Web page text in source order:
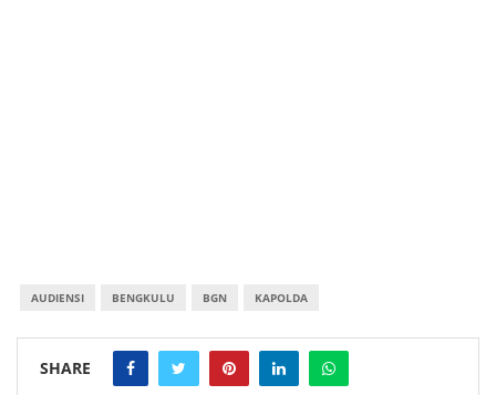
AUDIENSI BENGKULU BGN KAPOLDA
SHARE